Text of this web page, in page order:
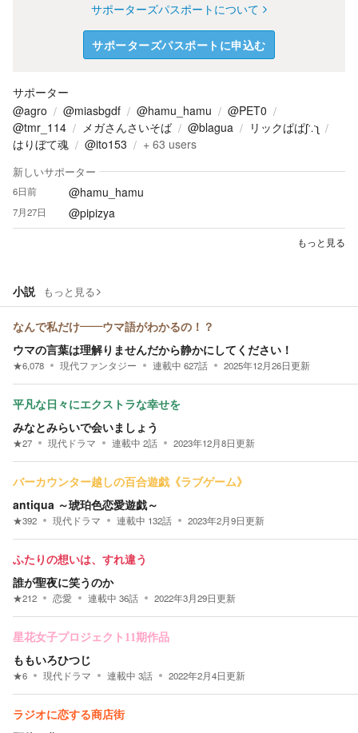
サポーターズパスポートについて
サポーターズパスポートに申込む
サポーター
@agro
@miasbgdf @hamu_hamu
@PET0
@tmr_114
メガさんさいそば @blagua
リックぱぱʃ∵ʅ
はりぼて魂
@ito153 + 63 users
新しいサポーター
6日前 @hamu_hamu
7月27日 @pipizya
もっと見る
小説 もっと見る
なんで私だけ——ウマ語がわかるの！？
ウマの言葉は理解りませんだから静かにしてください！
★6,078 現代ファンタジー 連載中 627話 2025年12月26日更新
平凡な日々にエクストラな幸せを
みなとみらいで会いましょう
★27 現代ドラマ 連載中 2話 2023年12月8日更新
バーカウンター越しの百合遊戯《ラブゲーム》
antiqua ～琥珀色恋愛遊戯～
★392 現代ドラマ 連載中 132話 2023年2月9日更新
ふたりの想いは、すれ違う
誰が聖夜に笑うのか
★212 恋愛 連載中 36話 2022年3月29日更新
星花女子プロジェクト11期作品
ももいろひつじ
★6 現代ドラマ 連載中 3話 2022年2月4日更新
ラジオに恋する商店街